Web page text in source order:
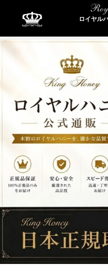
ロイヤル